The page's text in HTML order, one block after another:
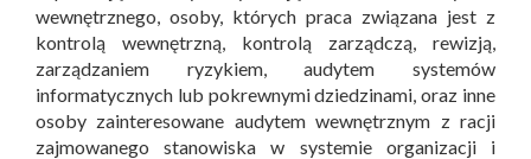
wewnętrznego, osoby, których praca związana jest z
kontrolą wewnętrzną, kontrolą zarządczą, rewizją,
zarządzaniem ryzykiem, audytem systemów
informatycznych lub pokrewnymi dziedzinami, oraz inne
osoby zainteresowane audytem wewnętrznym z racji
zajmowanego stanowiska w systemie organizacji i